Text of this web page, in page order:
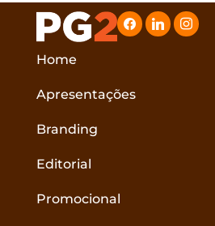
facebook
linkedin
Home
Apresentações
Branding
Editorial
Promocional